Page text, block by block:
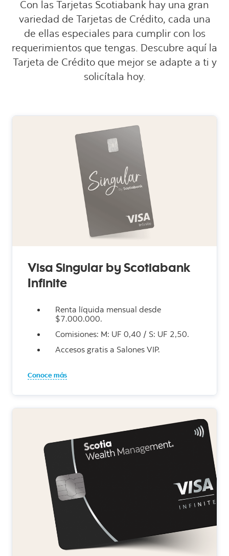
Con las Tarjetas Scotiabank hay una gran
variedad de Tarjetas de Crédito, cada una
de ellas especiales para cumplir con los
requerimientos que tengas. Descubre aquí la
Tarjeta de Crédito que mejor se adapte a ti y
solicítala hoy.
Visa Singular by Scotiabank
Infinite
Renta líquida mensual desde
$7.000.000.
Comisiones: M: UF 0,40 / S: UF 2,50.
Accesos gratis a Salones VIP.
Conoce más